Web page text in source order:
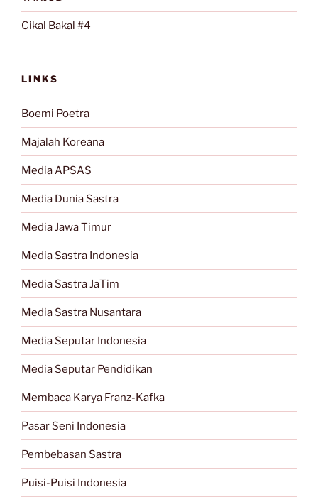
Cikal Bakal #4
LINKS
Boemi Poetra
Majalah Koreana
Media APSAS
Media Dunia Sastra
Media Jawa Timur
Media Sastra Indonesia
Media Sastra JaTim
Media Sastra Nusantara
Media Seputar Indonesia
Media Seputar Pendidikan
Membaca Karya Franz-Kafka
Pasar Seni Indonesia
Pembebasan Sastra
Puisi-Puisi Indonesia